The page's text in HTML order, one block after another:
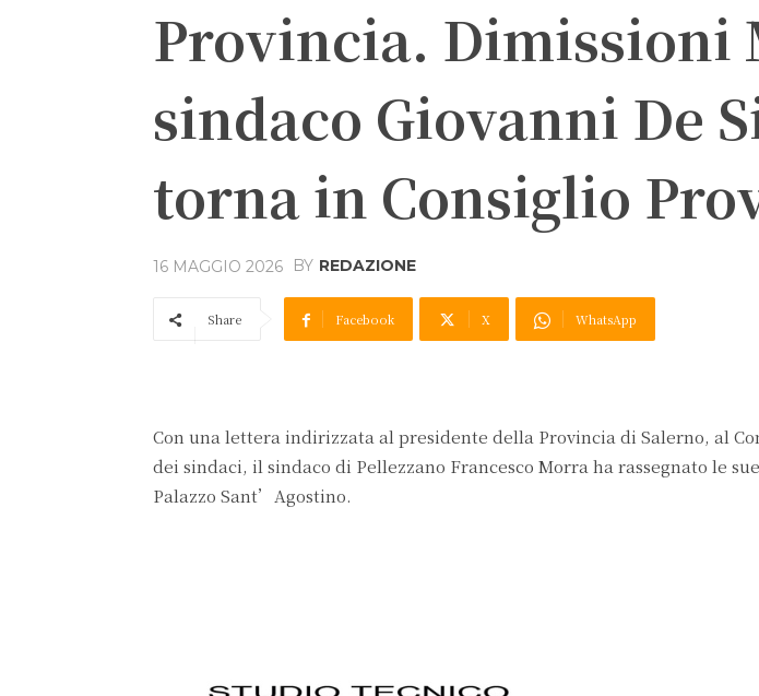
Provincia. Dimissioni
sindaco Giovanni De
torna in Consiglio
16 MAGGIO 2026 BY REDAZIONE
Share Facebook X WhatsApp
Con una lettera indirizzata al presidente della Provincia di Salerno, al
dei sindaci, il sindaco di Pellezzano Francesco Morra ha rassegnato le
Palazzo Sant’Agostino.